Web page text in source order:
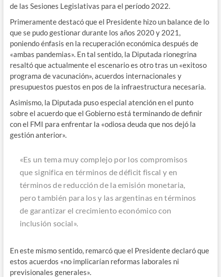
de las Sesiones Legislativas para el período 2022.
Primeramente destacó que el Presidente hizo un balance de lo
que se pudo gestionar durante los años 2020 y 2021,
poniendo énfasis en la recuperación económica después de
«ambas pandemias». En tal sentido, la Diputada rionegrina
resaltó que actualmente el escenario es otro tras un «exitoso
programa de vacunación», acuerdos internacionales y
presupuestos puestos en pos de la infraestructura necesaria.
Asimismo, la Diputada puso especial atención en el punto
sobre el acuerdo que el Gobierno está terminando de definir
con el FMI para enfrentar la «odiosa deuda que nos dejó la
gestión anterior».
«Es un tema muy complejo por los compromisos
que significa en términos de déficit fiscal y en
términos de reducción de la emisión monetaria,
pero también para los y las argentinas en términos
de garantizar el crecimiento económico con
inclusión social».
En este mismo sentido, remarcó que el Presidente declaró que
estos acuerdos «no implicarían reformas laborales ni
previsionales generales».